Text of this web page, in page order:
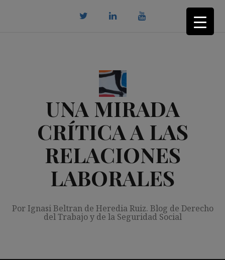
UNA MIRADA
CRÍTICA A LAS
RELACIONES
LABORALES
Por Ignasi Beltran de Heredia Ruiz. Blog de Derecho
del Trabajo y de la Seguridad Social